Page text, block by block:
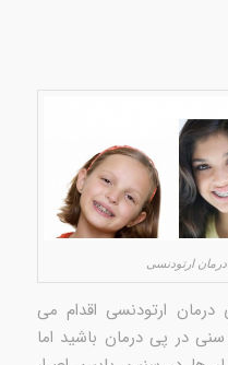
ارتودنسی
درمان ارتودنسی اقدام می
در پی درمان باشید اما